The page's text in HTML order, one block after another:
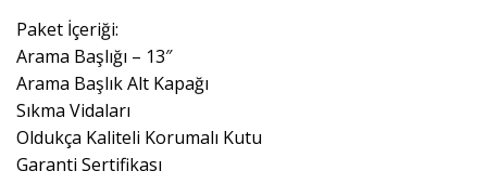
Paket İçeriği:
Arama Başlığı – 13″
Arama Başlık Alt Kapağı
Sıkma Vidaları
Oldukça Kaliteli Korumalı Kutu
Garanti Sertifikası